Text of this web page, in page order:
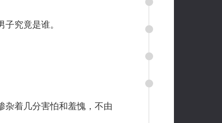
究竟是谁。
着几分害怕和羞愧，不由